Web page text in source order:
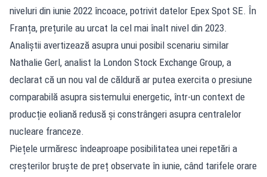
niveluri din iunie 2022 încoace, potrivit datelor Epex Spot SE. În
Franța, prețurile au urcat la cel mai înalt nivel din 2023.
Analiștii avertizează asupra unui posibil scenariu similar
Nathalie Gerl, analist la London Stock Exchange Group, a
declarat că un nou val de căldură ar putea exercita o presiune
comparabilă asupra sistemului energetic, într-un context de
producție eoliană redusă și constrângeri asupra centralelor
nucleare franceze.
Piețele urmăresc îndeaproape posibilitatea unei repetări a
creșterilor bruște de preț observate în iunie, când tarifele orare